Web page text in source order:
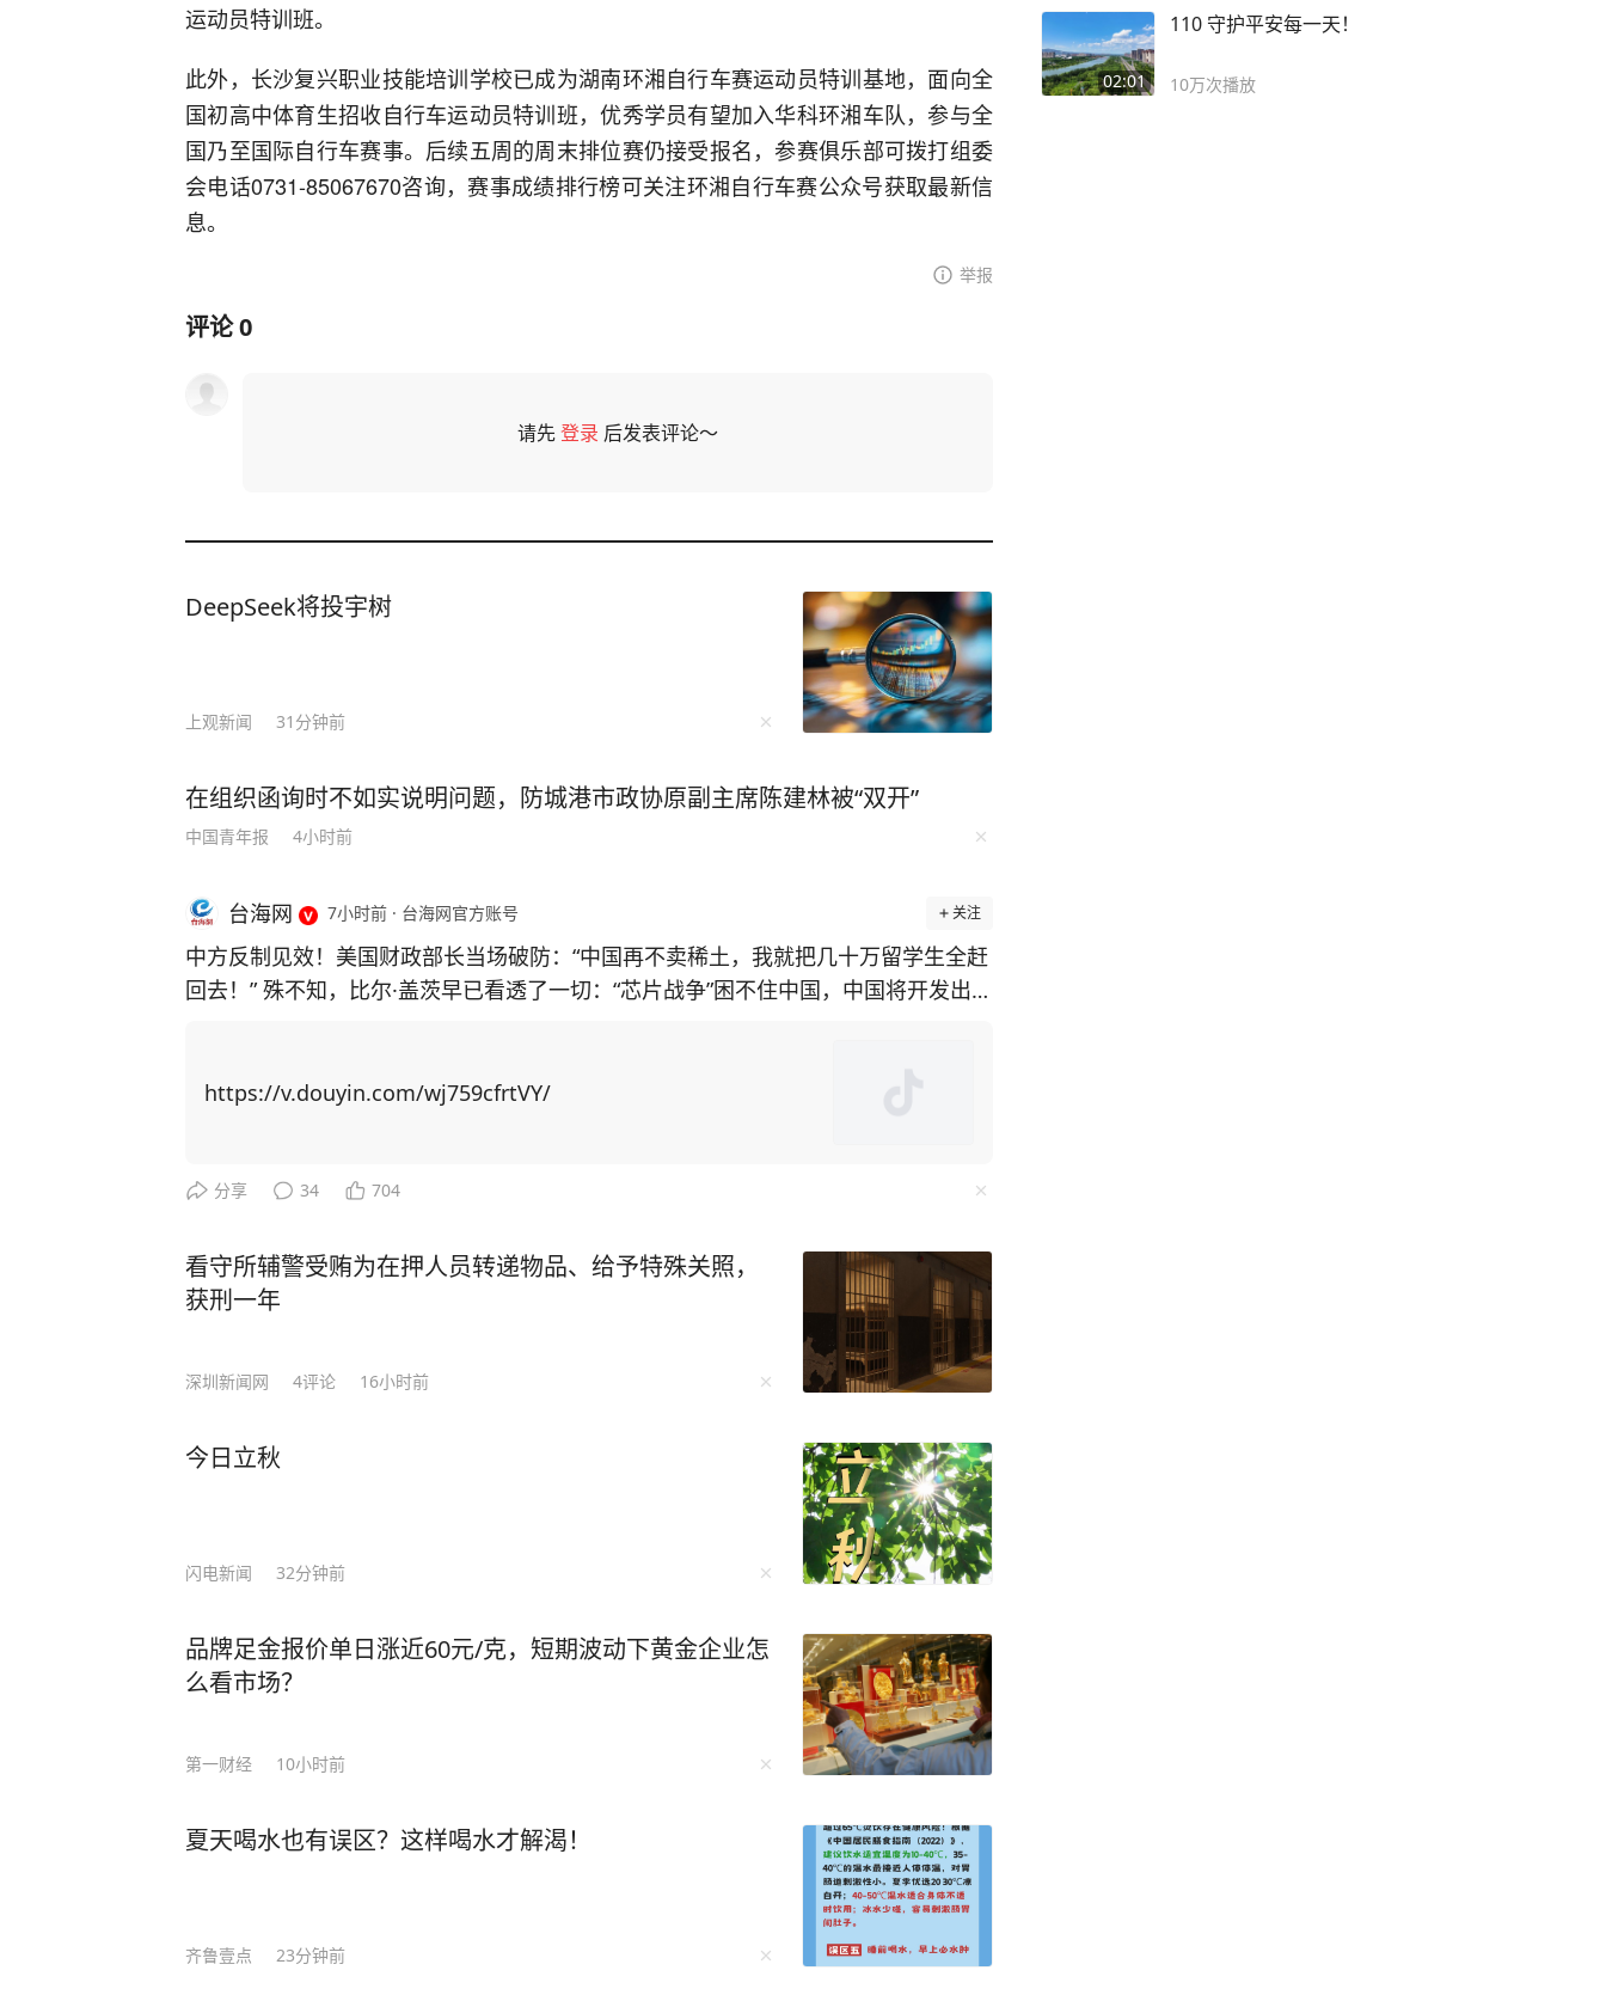
运动员特训班。
此外，长沙复兴职业技能培训学校已成为湖南环湘自行车赛运动员特训基地，面向全
国初高中体育生招收自行车运动员特训班，优秀学员有望加入华科环湘车队，参与全
国乃至国际自行车赛事。后续五周的周末排位赛仍接受报名，参赛俱乐部可拨打组委
会电话0731-85067670咨询，赛事成绩排行榜可关注环湘自行车赛公众号获取最新信
息。
举报
评论0
请先登录 后发表评论～
DeepSeek将投宇树
上观新闻 31分钟前
在组织函询时不如实说明问题，防城港市政协原副主席陈建林被“双开”
中国青年报 4小时前
台海网 7小时前 · 台海网官方账号 关注
中方反制见效！美国财政部长当场破防：“中国再不卖稀土，我就把几十万留学生全赶
回去！” 殊不知，比尔·盖茨早已看透了一切：“芯片战争”困不住中国，中国将开发出自
博弈找筹码，居然把矛头指向了中国留学生身上！ 美国以中国留学生为筹码，施压中
更加激发中国的爆发力！ 举例，CNN主持人曾询问科技禁令是否 “以一种奇怪的方式
方面全速前进。” 面对美国芯片封锁，中国3年实现半导体设备国产化率从12%跃至3
5%；稀土加工产能占全球90%，一纸出口管制便让F-35战机生产线告急。而“一带一
压：中国无人机成本只有美国的1%，珠海航展上展示的无人机航母、机器狗作战群，
让美军司令直呼“没法比”。 而我国如今之所以有这样的底气，就是因为有人才的支
首位。 当然，授人以鱼不如授人以渔。除了技术人才，还有一种更可贵的“文化战
士”。比如李柘远——用自己的方式，为国家未来培养更多的“芯片大脑”。 李柘远成长
于一个特殊的家庭环境，自幼父母离异，成绩没人管也一塌糊涂。好在外公的悉心教
导下，李柘远改变以前死记硬背的方法，重新对知识点进行梳理、总结，更关键的
等，把高中三年的知识点牢牢记住。 还有初高中时，李柘远应用“五大记忆法”，让学
习事半功倍： 李柘远在中学背诵《水调歌头》和《相见欢》时，就配合听以这两首词
为蓝本的歌曲《明月几时有》《独上西楼》，同时刺激视觉和听觉，很快就记住了。
李柘远睡前会把MP3放在床头，循环播放词汇音频，直到自己睡去。通过这样的方
绩一直名列前茅，长期稳居年级第一的宝座。 高三时期，李柘远却迎来了一个让无数
人梦寐以求的机会 —— 清华大学的保送名额。可李柘远却拒绝了清华的保送，选择裸
国内外学霸笔记，归纳总结各种方法，最后建立出了一套适合自己的学习体系。 比
如，在英语这关难题上，他花了三天的时间上网搜索名校学霸的学习方法，并整理了
https://v.douyin.com/wj759cfrtVY/
分享 34 704
看守所辅警受贿为在押人员转递物品、给予特殊关照，
获刑一年
深圳新闻网 4评论 16小时前
今日立秋
闪电新闻 32分钟前
品牌足金报价单日涨近60元/克，短期波动下黄金企业怎
么看市场？
第一财经 10小时前
夏天喝水也有误区？这样喝水才解渴！
齐鲁壹点 23分钟前
02:01
110 守护平安每一天！
10万次播放